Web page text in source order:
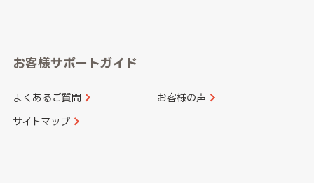
愛知県
和歌山県
山口県
香川県 愛媛県
長崎県
大分県 宮崎県
お客様サポートガイド
よくあるご質問 お客様の声
サイトマップ